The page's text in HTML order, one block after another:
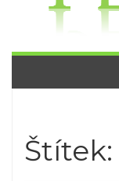
Štítek: